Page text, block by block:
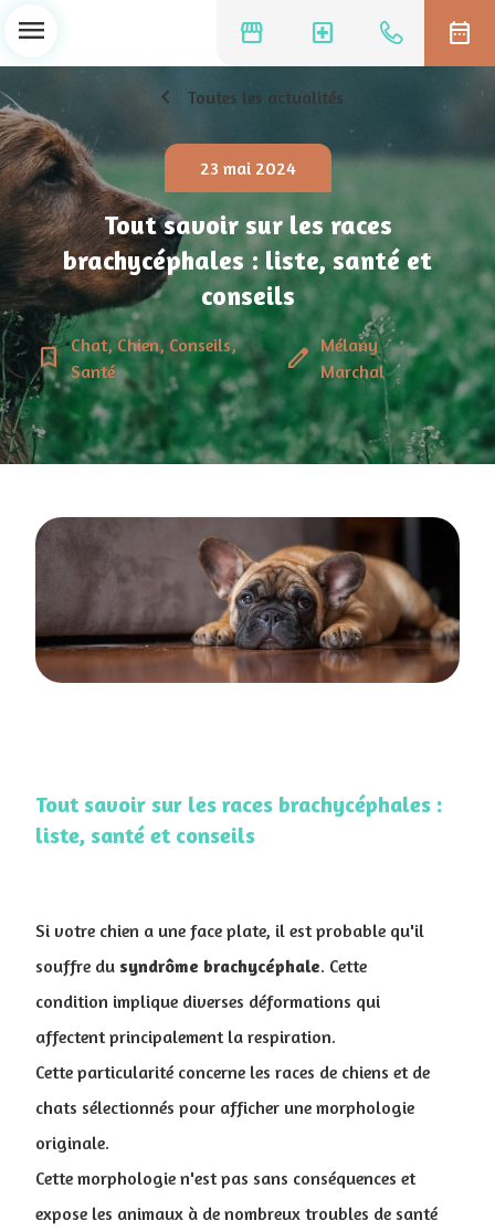
storefront local_hospital date_range
menu
chevron_left Toutes les actualités
23 mai 2024
Tout savoir sur les races
brachycéphales : liste, santé et
conseils
bookmark_border Chat, Chien, Conseils,
Santé
edit Mélany
Marchal
Tout savoir sur les races brachycéphales :
liste, santé et conseils
Si votre chien a une face plate, il est probable qu'il
souffre du syndrôme brachycéphale. Cette
condition implique diverses déformations qui
affectent principalement la respiration.
Cette particularité concerne les races de chiens et de
chats sélectionnés pour afficher une morphologie
originale.
Cette morphologie n'est pas sans conséquences et
expose les animaux à de nombreux troubles de santé